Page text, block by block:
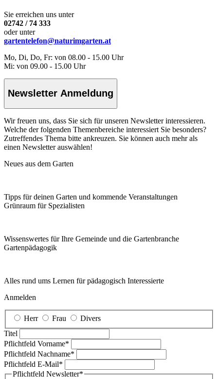
Sie erreichen uns unter
02742 / 74 333
oder unter
gartentelefon@naturimgarten.at
Mo, Di, Do, Fr: von 08.00 - 15.00 Uhr
Mi: von 09.00 - 15.00 Uhr
Newsletter Anmeldung
Wir freuen uns, dass Sie sich für unseren Newsletter interessieren.
Welche der folgenden Themenbereiche interessiert Sie besonders?
Zutreffendes Thema bitte ankreuzen. Sie können auch mehr als
einen Newsletter auswählen!
Neues aus dem Garten
Tipps für deinen Garten und kommende Veranstaltungen
Grünraum für Spezialisten
Wissenswertes für Ihre Gemeinde und die Gartenbranche
Garten­pädagogik
Alles rund ums Lernen für pädagogisch Interessierte
Anmelden
Herr Frau
Divers
Titel
Pflichtfeld Vorname*
Pflichtfeld Nachname*
Pflichtfeld E-Mail*
Pflichtfeld Newsletter*